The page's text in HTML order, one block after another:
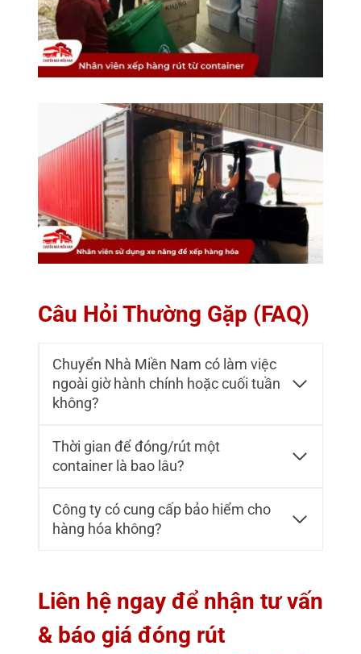
Câu Hỏi Thường Gặp (FAQ)
Chuyển Nhà Miền Nam có làm việc
ngoài giờ hành chính hoặc cuối tuần
không?
Thời gian để đóng/rút một
container là bao lâu?
Công ty có cung cấp bảo hiểm cho
hàng hóa không?
Liên hệ ngay để nhận tư vấn
& báo giá đóng rút